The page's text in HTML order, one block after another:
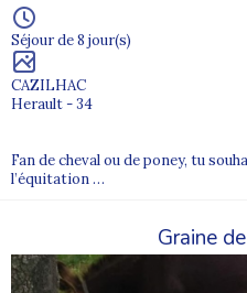
Séjour de 8 jour(s)
CAZILHAC
Herault - 34
Fan de cheval ou de poney, tu
l’équitation …
Graine